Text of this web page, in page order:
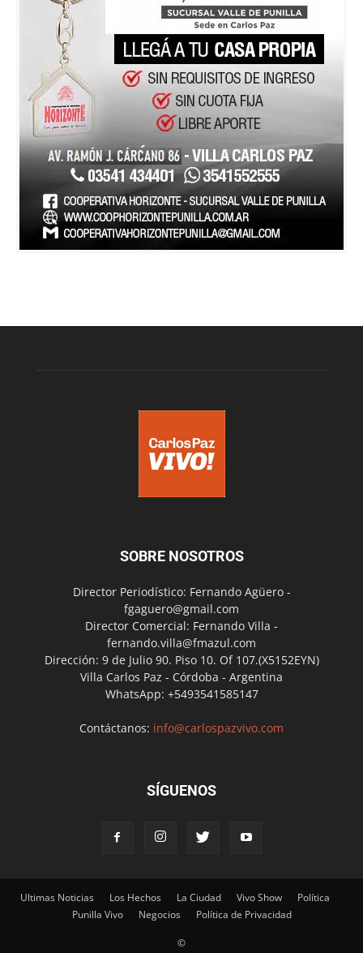
SOBRE NOSOTROS
Director Periodístico: Fernando Agüero -
fgaguero@gmail.com
Director Comercial: Fernando Villa -
fernando.villa@fmazul.com
Dirección: 9 de Julio 90. Piso 10. Of 107.(X5152EYN)
Villa Carlos Paz - Córdoba - Argentina
WhatsApp: +5493541585147
Contáctanos: info@carlospazvivo.com
SÍGUENOS
Ultimas Noticias Los Hechos La Ciudad Vivo Show
Política
Punilla Vivo
Negocios Política de Privacidad
©